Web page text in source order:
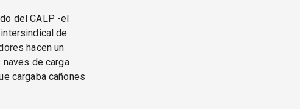
del CALP -el
de
hacen un
de carga
cargaba cañones